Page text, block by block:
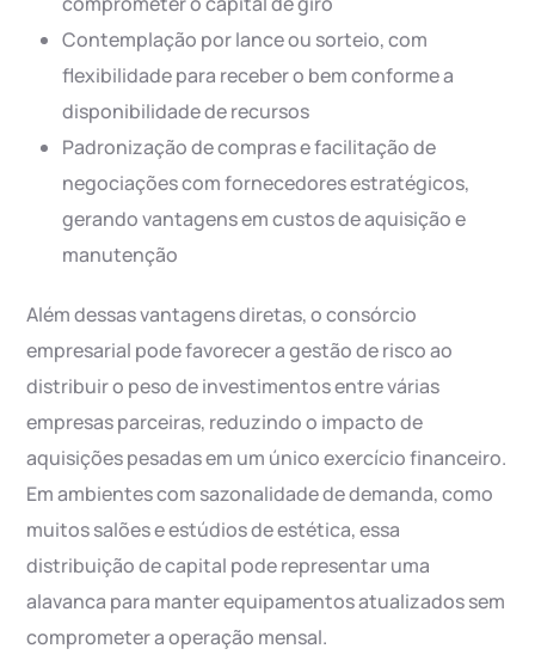
Contemplação por lance ou sorteio, com
flexibilidade para receber o bem conforme a
disponibilidade de recursos
Padronização de compras e facilitação de
negociações com fornecedores estratégicos,
gerando vantagens em custos de aquisição e
manutenção
Além dessas vantagens diretas, o consórcio
empresarial pode favorecer a gestão de risco ao
distribuir o peso de investimentos entre várias
empresas parceiras, reduzindo o impacto de
aquisições pesadas em um único exercício financeiro.
Em ambientes com sazonalidade de demanda, como
muitos salões e estúdios de estética, essa
distribuição de capital pode representar uma
alavanca para manter equipamentos atualizados sem
comprometer a operação mensal.